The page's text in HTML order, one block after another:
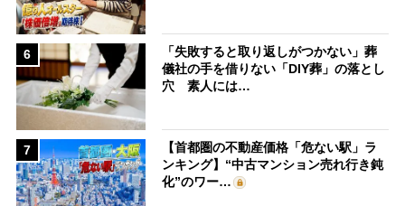
6
「失敗すると取り返しがつかない」葬
儀社の手を借りない「DIY葬」の落とし
穴 素人には…
7
【首都圏の不動産価格「危ない駅」ラ
ンキング】“中古マンション売れ行き鈍
化”のワー…